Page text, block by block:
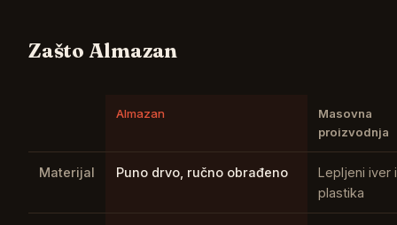
Zašto Almazan
Almazan
Masovna
proizvodnja
Materijal Puno drvo, ručno obrađeno
Lepljeni iver
plastika